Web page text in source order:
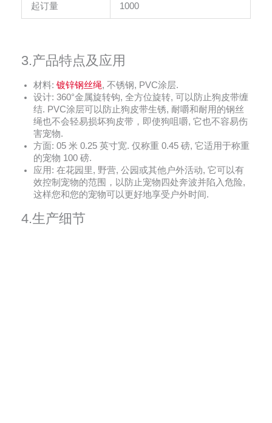
起订量 1000
3.产品特点及应用
材料: 镀锌钢丝绳, 不锈钢, PVC涂层.
设计: 360°金属旋转钩, 全方位旋转, 可以防止狗皮带缠
结. PVC涂层可以防止狗皮带生锈, 耐嚼和耐用的钢丝
绳也不会轻易损坏狗皮带，即使狗咀嚼, 它也不容易伤
害宠物.
方面: 05 米 0.25 英寸宽. 仅称重 0.45 磅, 它适用于称重
的宠物 100 磅.
应用: 在花园里, 野营, 公园或其他户外活动, 它可以有
效控制宠物的范围，以防止宠物四处奔波并陷入危险,
这样您和您的宠物可以更好地享受户外时间.
4.生产细节